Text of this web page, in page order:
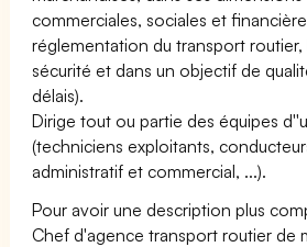
commerciales, sociales et
réglementation du transport routier,
sécurité et dans un objectif de
délais).
Dirige tout ou partie des équipes
(techniciens exploitants,
administratif et commercial, ...).
Pour avoir une description plus
Chef d'agence transport routier de